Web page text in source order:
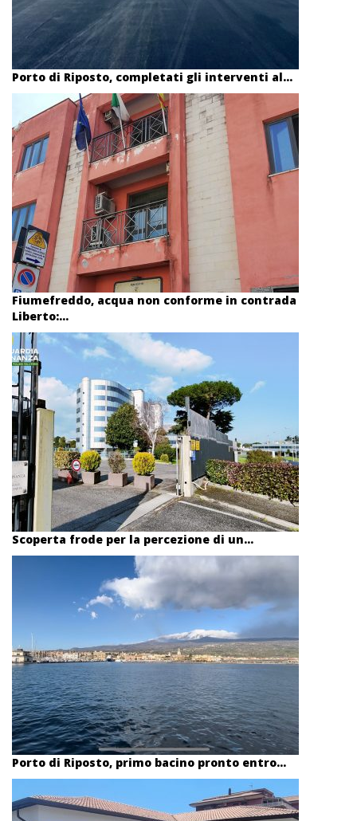
Porto di Riposto, completati gli interventi al...
Fiumefreddo, acqua non conforme in contrada
Liberto:...
Scoperta frode per la percezione di un...
Porto di Riposto, primo bacino pronto entro...